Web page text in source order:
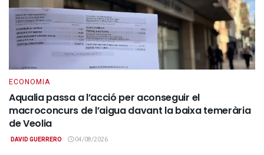
ECONOMIA
Aqualia passa a l’acció per aconseguir el
macroconcurs de l’aigua davant la baixa temerària
de Veolia
DAVID GUERRERO 04/08/2026